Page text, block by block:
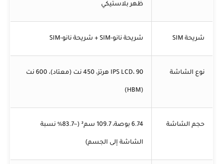
ظهر بلاستيكي
شريحة SIM شريحة نانو-SIM + شريحة نانو-SIM
نوع الشاشة IPS LCD، 90 هرتز، 450 نت (معتاد)، 600 نت
(HBM)
حجم الشاشة 6.74 بوصة، 109.7 سم² (~83.7% نسبة
الشاشة إلى الجسم)